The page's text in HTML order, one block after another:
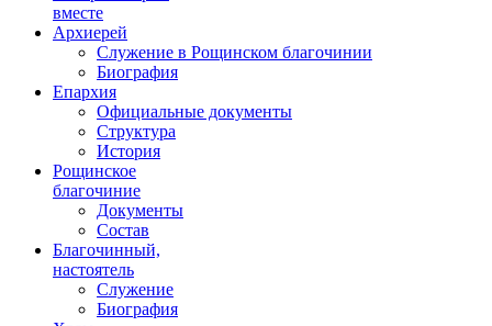
вместе
Архиерей
Служение в Рощинском благочинии
Биография
Епархия
Официальные документы
Структура
История
Рощинское
благочиние
Документы
Состав
Благочинный,
настоятель
Служение
Биография